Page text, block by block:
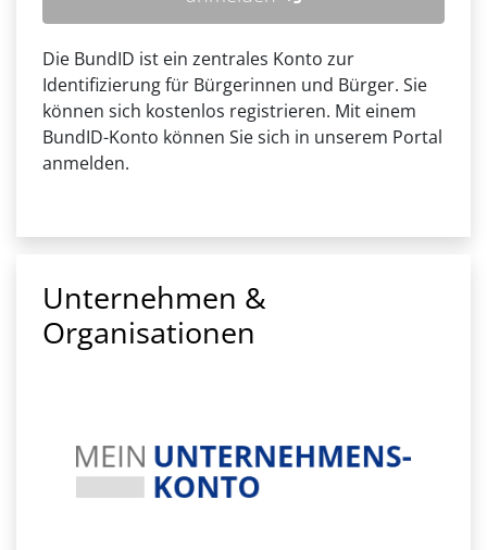
Die BundID ist ein zentrales Konto zur
Identifizierung für Bürgerinnen und Bürger. Sie
können sich kostenlos registrieren. Mit einem
BundID-Konto können Sie sich in unserem Portal
anmelden.
Unternehmen &
Organisationen